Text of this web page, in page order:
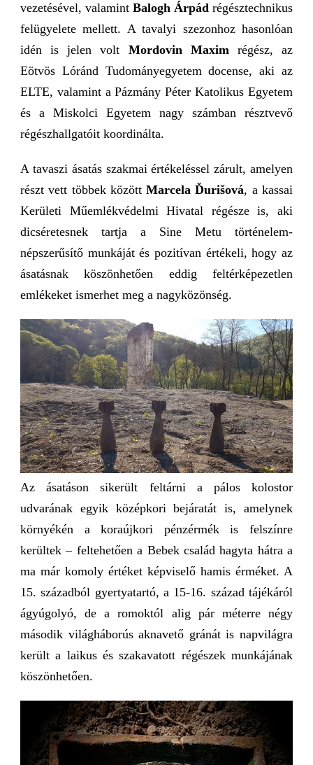
vezetésével, valamint Balogh Árpád régésztechnikus
felügyelete mellett. A tavalyi szezonhoz hasonlóan
idén is jelen volt Mordovin Maxim régész, az
Eötvös Lóránd Tudományegyetem docense, aki az
ELTE, valamint a Pázmány Péter Katolikus Egyetem
és a Miskolci Egyetem nagy számban résztvevő
régészhallgatóit koordinálta.
A tavaszi ásatás szakmai értékeléssel zárult, amelyen
részt vett többek közöttMarcela Ďurišová, a kassai
Kerületi Műemlékvédelmi Hivatal régésze is, aki
dicséretesnek tartja a Sine Metu történelem-
népszerűsítő munkáját és pozitívan értékeli, hogy az
ásatásnak köszönhetően eddig feltérképezetlen
emlékeket ismerhet meg a nagyközönség.
Az ásatáson sikerült feltárni a pálos kolostor
udvarának egyik középkori bejáratát is, amelynek
környékén a koraújkori pénzérmék is felszínre
kerültek – feltehetően a Bebek család hagyta hátra a
ma már komoly értéket képviselő hamis érméket. A
15. századból gyertyatartó, a 15-16. század tájékáról
ágyúgolyó, de a romoktól alig pár méterre négy
második világháborús aknavető gránát is napvilágra
került a laikus és szakavatott régészek munkájának
köszönhetően.